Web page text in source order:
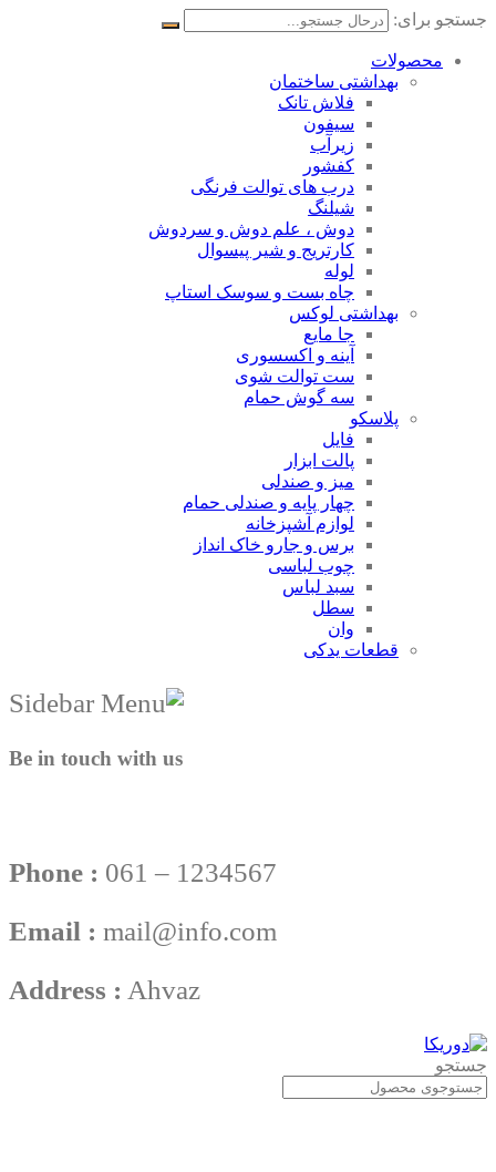
جستجو برای:
محصولات
بهداشتی ساختمان
فلاش تانک
سیفون
زیرآب
کفشور
درب های توالت فرنگی
شیلنگ
دوش ، علم دوش و سردوش
کارتریج و شیر پیسوال
لوله
چاه بست و سوسک استاپ
بهداشتی لوکس
جا مایع
آینه و اکسسوری
ست توالت شوی
سه گوش حمام
پلاسکو
فایل
پالت ابزار
میز و صندلی
چهار پایه و صندلی حمام
لوازم آشپزخانه
برس و جارو خاک انداز
چوب لباسی
سبد لباس
سطل
وان
قطعات یدکی
Be in touch with us
Phone : 061 – 1234567
Email : mail@info.com
Address : Ahvaz
جستجو